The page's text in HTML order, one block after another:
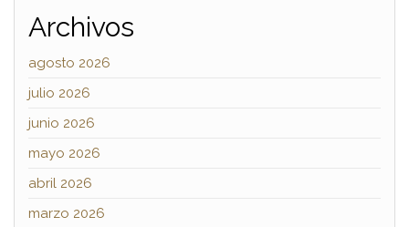
Archivos
agosto 2026
julio 2026
junio 2026
mayo 2026
abril 2026
marzo 2026